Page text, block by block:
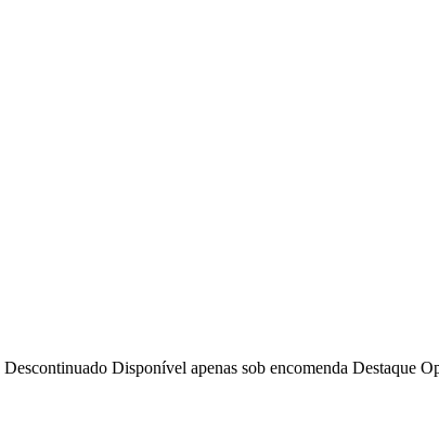
Descontinuado Disponível apenas sob encomenda Destaque